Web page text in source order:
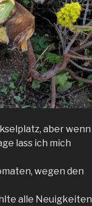
aber wenn
lass ich mich
wegen den
alle Neuigkeiten